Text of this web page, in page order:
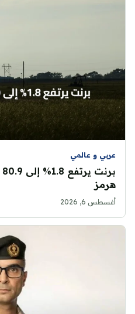
عربي و عالمي
هرمز
أغسطس 6, 2026